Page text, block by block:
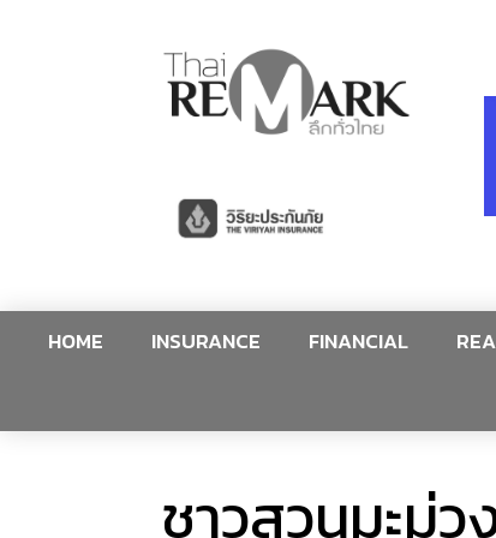
HOME INSURANCE FINANCIAL
ชาวสวนมะม่